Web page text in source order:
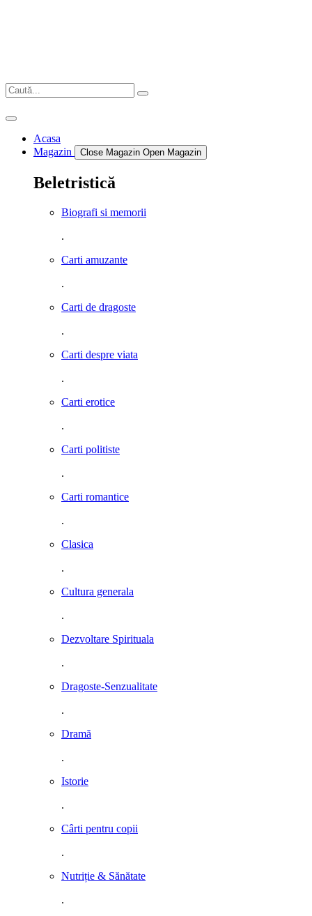
Acasa
Magazin
Close Magazin Open Magazin
Beletristică
Biografi si memorii
.
Carti amuzante
.
Carti de dragoste
.
Carti despre viata
.
Carti erotice
.
Carti politiste
.
Carti romantice
.
Clasica
.
Cultura generala
.
Dezvoltare Spirituala
.
Dragoste-Senzualitate
.
Dramă
.
Istorie
.
Cârti pentru copii
.
Nutriție & Sănătate
.